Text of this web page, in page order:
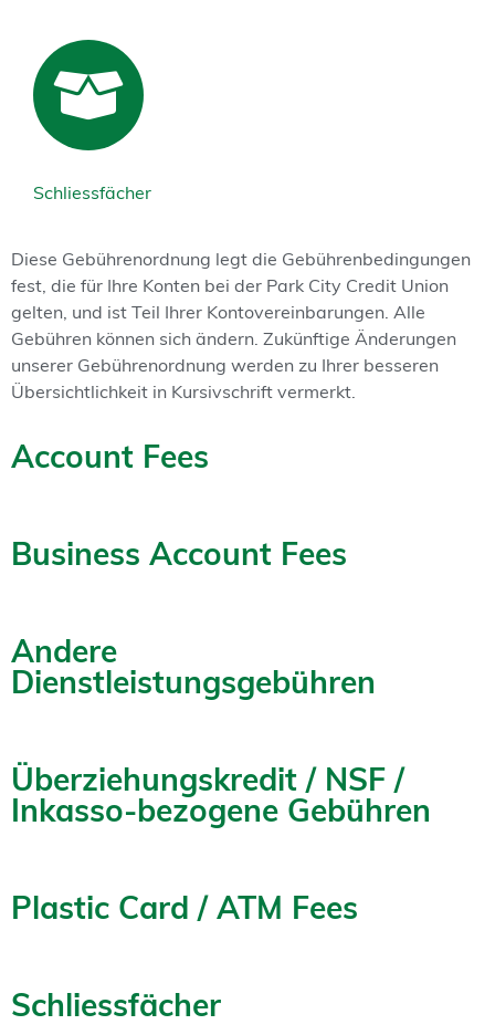
Schliessfächer
Diese Gebührenordnung legt die Gebührenbedingungen
fest, die für Ihre Konten bei der Park City Credit Union
gelten, und ist Teil Ihrer Kontovereinbarungen. Alle
Gebühren können sich ändern. Zukünftige Änderungen
unserer Gebührenordnung werden zu Ihrer besseren
Übersichtlichkeit in Kursivschrift vermerkt.
Account Fees
Business Account Fees
Andere
Dienstleistungsgebühren
Überziehungskredit / NSF /
Inkasso-bezogene Gebühren
Plastic Card / ATM Fees
Schliessfächer